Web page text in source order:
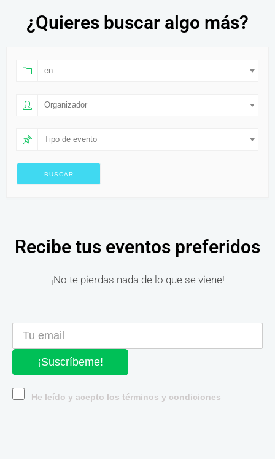
¿Quieres buscar algo más?
en
Organizador
Tipo de evento
Recibe tus eventos preferidos
¡No te pierdas nada de lo que se viene!
¡Suscríbeme!
He leído y acepto los términos y condiciones